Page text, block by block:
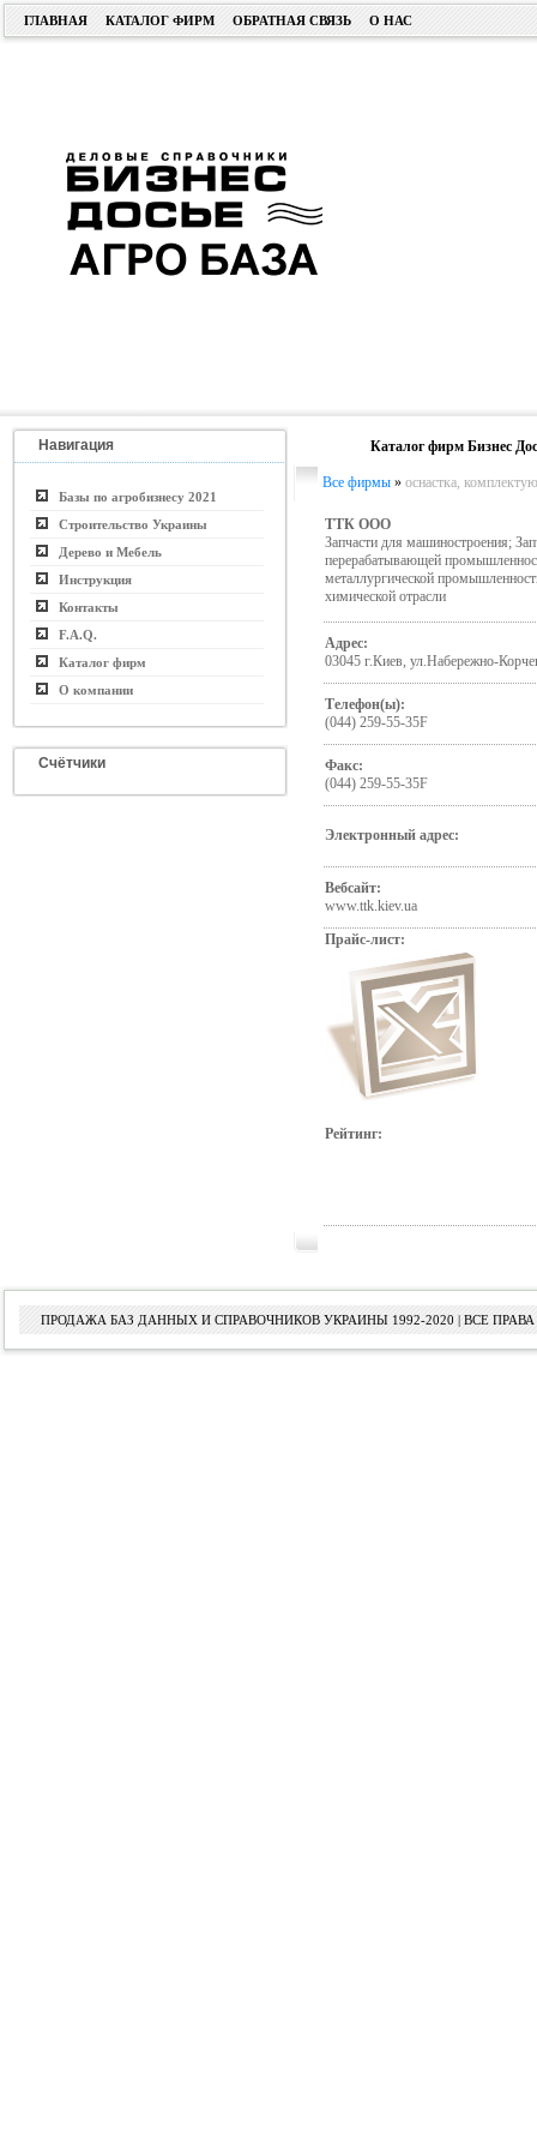
ГЛАВНАЯ КАТАЛОГ ФИРМ ОБРАТНАЯ СВЯЗЬ О НАС
Навигация
Базы по агробизнесу 2021
Строительство Украины
Дерево и Мебель
Инструкция
Контакты
F.A.Q.
Каталог фирм
О компании
Счётчики
Каталог фирм Бизнес
Все фирмы » оснастка,
ТТК ООО
Запчасти для машиностроения;
перерабатывающей
металлургической
химической отрасли
Адрес:
03045 г.Киев, ул.Набережно-
Телефон(ы):
(044) 259-55-35F
Факс:
(044) 259-55-35F
Электронный адрес:
Вебсайт:
www.ttk.kiev.ua
Прайс-лист:
Рейтинг:
ПРОДАЖА БАЗ ДАННЫХ И СПРАВОЧНИКОВ УКРАИНЫ 1992-2020 | ВСЕ